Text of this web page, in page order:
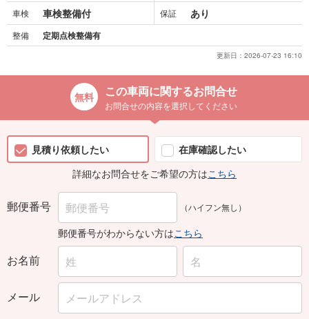
車検 車検整備付 保証 あり
整備 定期点検整備有
更新日： 2026-07-23 16:10
この車両に関するお問合せ
お問合せの内容を選択してください
見積り依頼したい
在庫確認したい
詳細なお問合せをご希望の方はこちら
郵便番号 （ハイフン無し）
郵便番号がわからない方はこちら
お名前
メール